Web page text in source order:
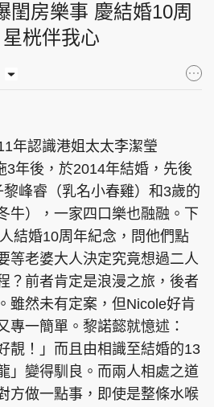
東周專欄
cazbuyer 東Touch
星島頭條 星島日報
星島環球 The Standard
閨房樂事 慶結婚10周
桄伴我心
年認識港姐太太李潔瑩
3年後，於2014年結婚，先後
峰睿（乳名小春雞）和3歲的
牛），一家四口樂也融融。下
結婚10周年紀念，問他們點
等老婆大人決定究竟想過二人
？前者肯定是浪漫之旅，後者
雖然未有定案，但Nicole好肯
專一簡單。黎諾懿就憶述：
靚！」而且由相識至結婚的13
」變得馴良。而兩人相處之道
方做一點事，即使是整條水喉